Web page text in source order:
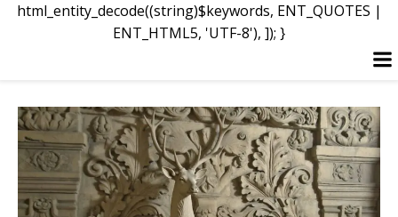
html_entity_decode((string)$keywords, ENT_QUOTES |
ENT_HTML5, 'UTF-8'), ]); }